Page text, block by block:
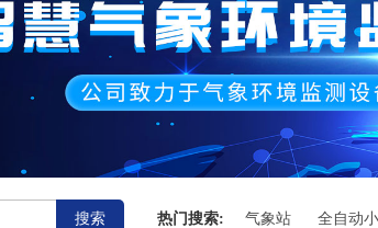
热门搜索: 气象站 全自动